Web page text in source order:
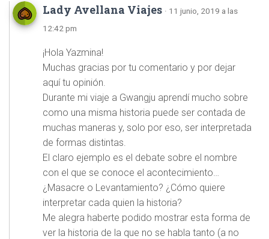
Lady Avellana Viajes · 11 junio, 2019 a las
12:42 pm
¡Hola Yazmina!
Muchas gracias por tu comentario y por dejar
aquí tu opinión.
Durante mi viaje a Gwangju aprendí mucho sobre
como una misma historia puede ser contada de
muchas maneras y, solo por eso, ser interpretada
de formas distintas.
El claro ejemplo es el debate sobre el nombre
con el que se conoce el acontecimiento…
¿Masacre o Levantamiento? ¿Cómo quiere
interpretar cada quien la historia?
Me alegra haberte podido mostrar esta forma de
ver la historia de la que no se habla tanto (a no